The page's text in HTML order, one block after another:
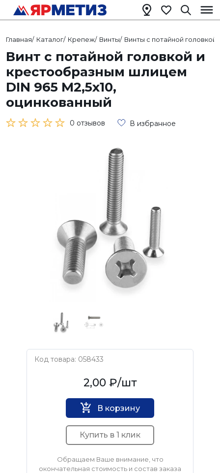
Главная/ Каталог/ Крепеж/ Винты/ Винты с потайной головкой
Винт с потайной головкой и
крестообразным шлицем
DIN 965 М2,5х10,
оцинкованный
0 отзывов В избранное
Код товара: 058433
2,00 ₽/шт
В корзину
Купить в 1 клик
Обращаем Ваше внимание, что
окончательная стоимость и состав заказа